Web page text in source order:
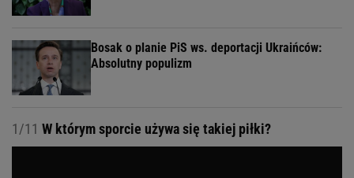
Bosak o planie PiS ws. deportacji Ukraińców:
Absolutny populizm
1/11 W którym sporcie używa się takiej piłki?